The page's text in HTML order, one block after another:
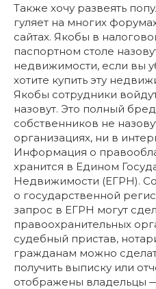
Также хочу развеять
гуляет на многих
сайтах. Якобы в
паспортном столе
недвижимости, если вы
хотите купить эту
Якобы сотрудники
назовут. Это полный
собственников не
организациях, ни в
Информация о
хранится в Едином
Недвижимости (ЕГРН).
о государственной
запрос в ЕГРН могут
правоохранительных
судебный пристав,
гражданам можно
получить выписку или
отображены владельцы